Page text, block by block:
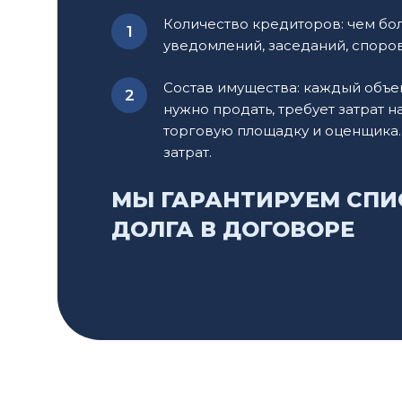
Количество кредиторов: чем
уведомлений, заседаний,
Состав имущества: каждый
нужно продать, требует затрат
торговую площадку и
затрат.
МЫ ГАРАНТИРУЕМ
ДОЛГА В ДОГОВОРЕ